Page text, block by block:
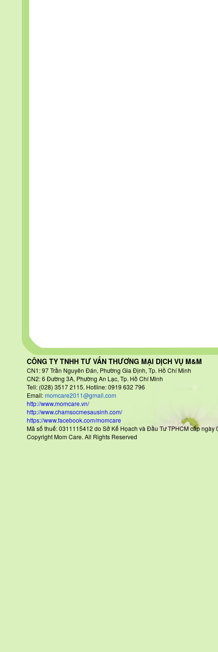
CÔNG TY TNHH TƯ VẤN THƯƠNG MẠI DỊCH VỤ M&M
CN1: 97 Trần Nguyên Đán, Phường Gia Định, Tp. Hồ Chí Minh
CN2: 6 Đường 3A, Phường An Lạc, Tp. Hồ Chí Minh
Tell: (028) 3517 2115. Hotline: 0919 632 796
Email:momcare2011@gmail.com
http://www.momcare.vn/
http://www.chamsocmesausinh.com/
https://www.facebook.com/momcare
Mã số thuế: 0311115412 do Sở Kế Họach và Đầu Tư TPHCM
Copyright Mom Care. All Rights Reserved